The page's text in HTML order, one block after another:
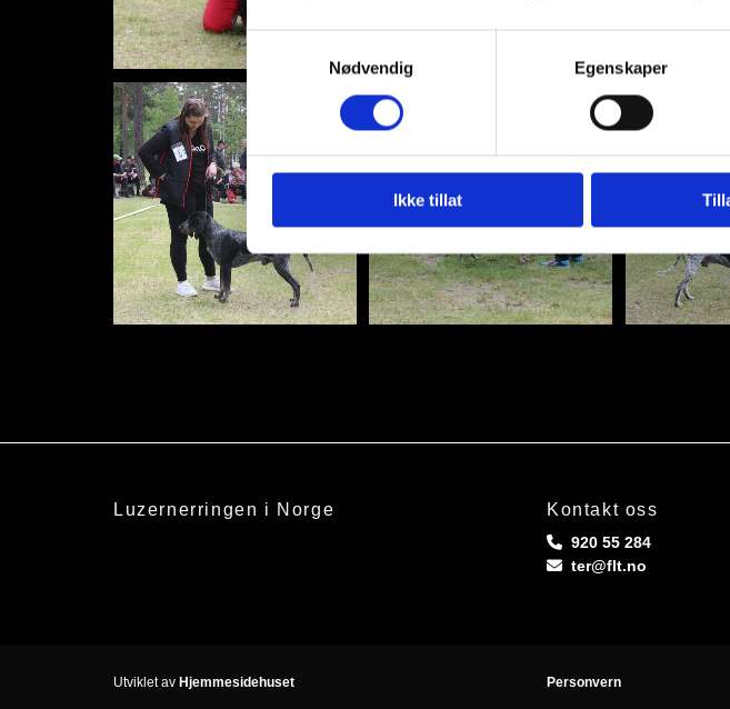
Samtykkevalg
Nødvendig
Egenskaper
Ikke tillat
Luzernerringen i Norge Kontakt oss
 920 55 284
 ter@flt.no
Utviklet av Hjemmesidehuset Personvern